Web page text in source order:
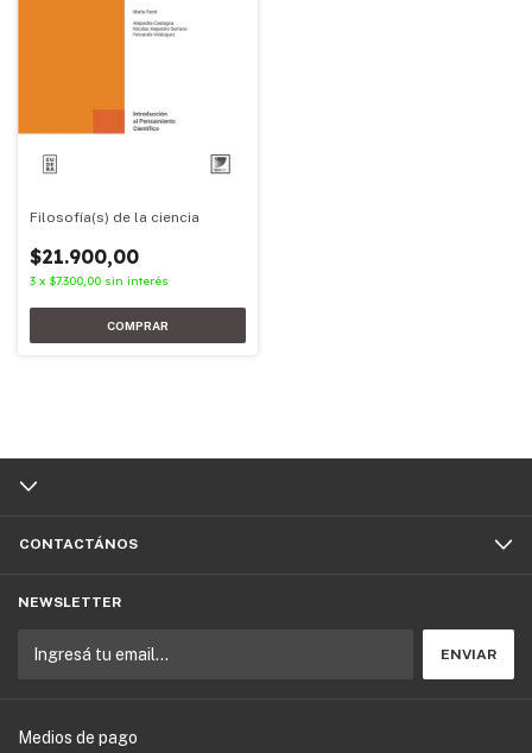
Filosofía(s) de la ciencia
$21.900,00
3 x $7.300,00 sin interés
CONTACTÁNOS
NEWSLETTER
Medios de pago